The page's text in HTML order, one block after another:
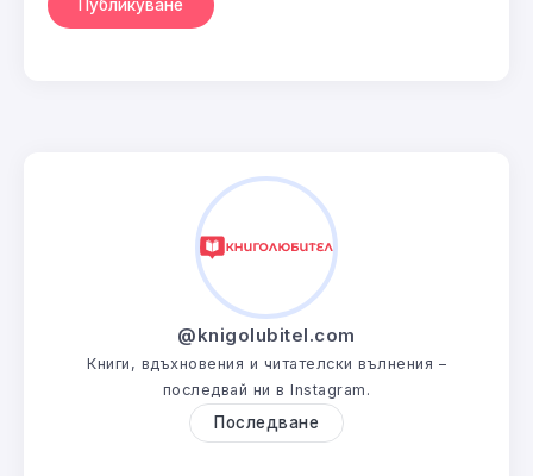
@knigolubitel.com
Книги, вдъхновения и читателски вълнения –
последвай ни в Instagram.
Последване